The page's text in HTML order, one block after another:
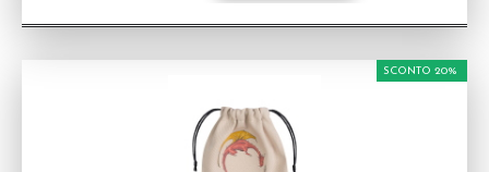
SCONTO 20%